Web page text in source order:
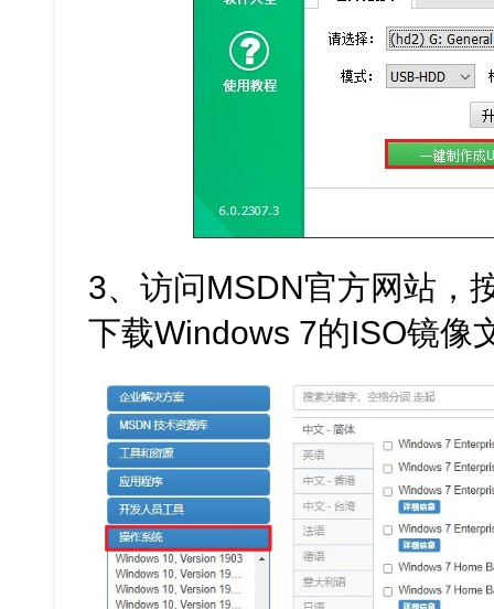
3、访问MSDN官方网站，
下载Windows 7的ISO镜像